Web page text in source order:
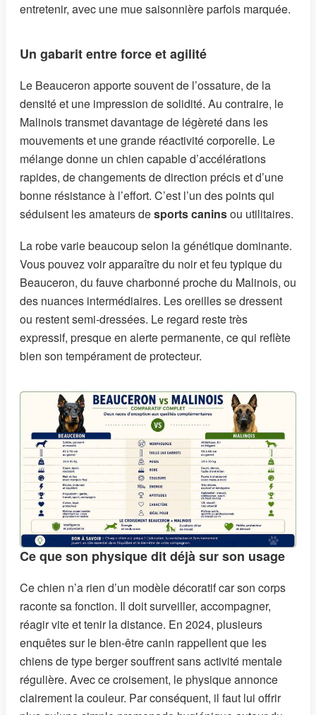
entretenir, avec une mue saisonnière parfois marquée.
Un gabarit entre force et agilité
Le Beauceron apporte souvent de l’ossature, de la
densité et une impression de solidité. Au contraire, le
Malinois transmet davantage de légèreté dans les
mouvements et une grande réactivité corporelle. Le
mélange donne un chien capable d’accélérations
rapides, de changements de direction précis et d’une
bonne résistance à l’effort. C’est l’un des points qui
séduisent les amateurs desports caninsou utilitaires.
La robe varie beaucoup selon la génétique dominante.
Vous pouvez voir apparaître du noir et feu typique du
Beauceron, du fauve charbonné proche du Malinois, ou
des nuances intermédiaires. Les oreilles se dressent
ou restent semi-dressées. Le regard reste très
expressif, presque en alerte permanente, ce qui reflète
bien son tempérament de protecteur.
Ce que son physique dit déjà sur son usage
Ce chien n’a rien d’un modèle décoratif car son corps
raconte sa fonction. Il doit surveiller, accompagner,
réagir vite et tenir la distance. En 2024, plusieurs
enquêtes sur le bien-être canin rappellent que les
chiens de type berger souffrent sans activité mentale
régulière. Avec ce croisement, le physique annonce
clairement la couleur. Par conséquent, il faut lui offrir